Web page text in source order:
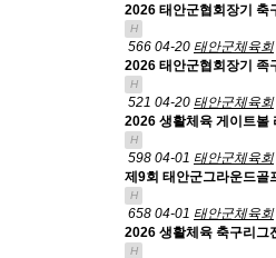
2026 태안군협회장기 축
H
566 04-20 태안군체육회
2026 태안군협회장기 족
H
521 04-20 태안군체육회
2026 생활체육 게이트볼
H
598 04-01 태안군체육회
제9회 태안군그라운드골
H
658 04-01 태안군체육회
2026 생활체육 축구리그
H